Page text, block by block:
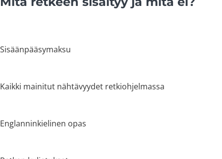
Sisäänpääsymaksu
Kaikki mainitut nähtävyydet retkiohjelmassa
Englanninkielinen opas